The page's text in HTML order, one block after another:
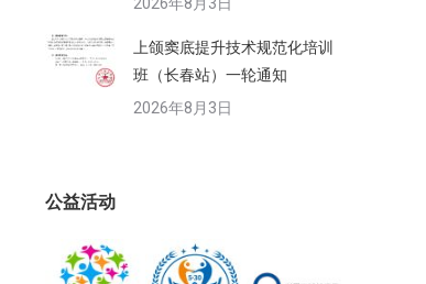
上颌窦底提升技术规范化培训
班（长春站）一轮通知
2026年8月3日
公益活动